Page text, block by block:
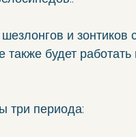
и зонтиков
будет работать
три периода: